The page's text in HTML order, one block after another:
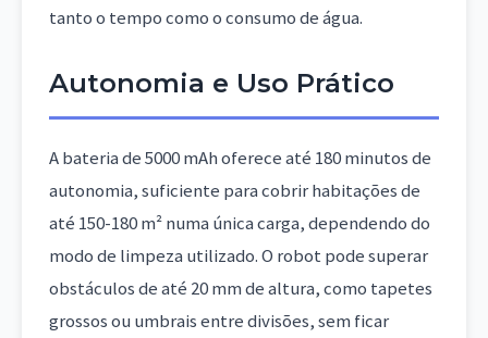
tanto o tempo como o consumo de água.
Autonomia e Uso Prático
A bateria de 5000 mAh oferece até 180 minutos de
autonomia, suficiente para cobrir habitações de
até 150-180 m² numa única carga, dependendo do
modo de limpeza utilizado. O robot pode superar
obstáculos de até 20 mm de altura, como tapetes
grossos ou umbrais entre divisões, sem ficar